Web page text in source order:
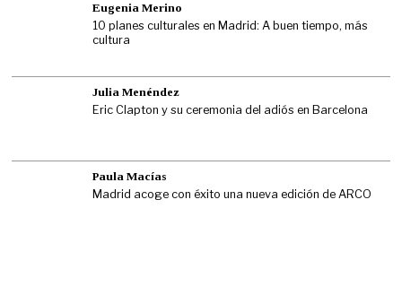
Eugenia Merino
10 planes culturales en Madrid: A buen tiempo, más
cultura
Julia Menéndez
Eric Clapton y su ceremonia del adiós en Barcelona
Paula Macías
Madrid acoge con éxito una nueva edición de ARCO